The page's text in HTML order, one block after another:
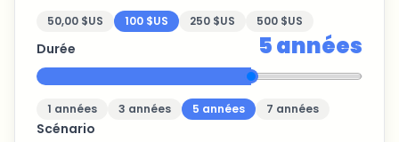
50,00 $US 100 $US 250 $US 500 $US
Durée 5années
1 années 3 années 5 années 7 années
Scénario